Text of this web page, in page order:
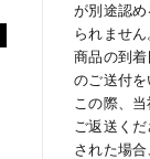
が別途認
られません
商品の到
のご送付
この際、
ご返送く
された場